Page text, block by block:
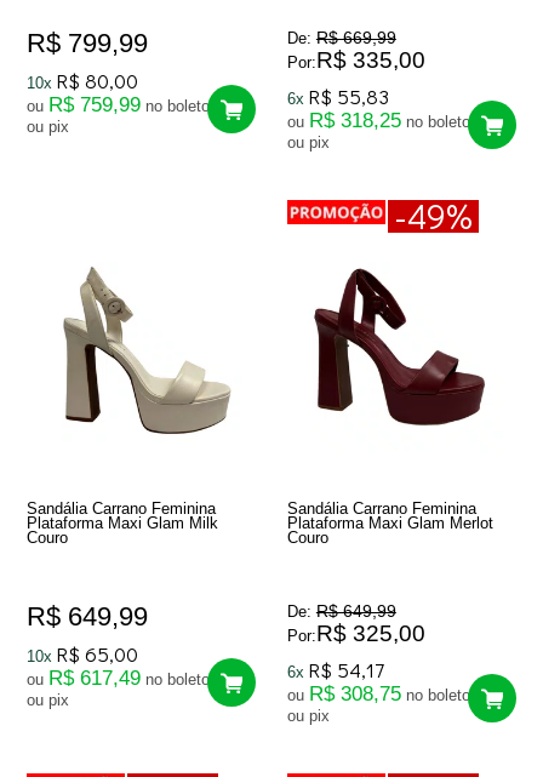
R$ 799,99
10x R$ 80,00
ou R$ 759,99 no boleto
ou pix
De: R$ 669,99
Por:R$ 335,00
6x R$ 55,83
ou R$ 318,25 no boleto
ou pix
Sandália Carrano Feminina
Plataforma Maxi Glam Milk
Couro
R$ 649,99
10x R$ 65,00
ou R$ 617,49 no boleto
ou pix
-49%
Sandália Carrano Feminina
Plataforma Maxi Glam Merlot
Couro
De: R$ 649,99
Por:R$ 325,00
6x R$ 54,17
ou R$ 308,75 no boleto
ou pix